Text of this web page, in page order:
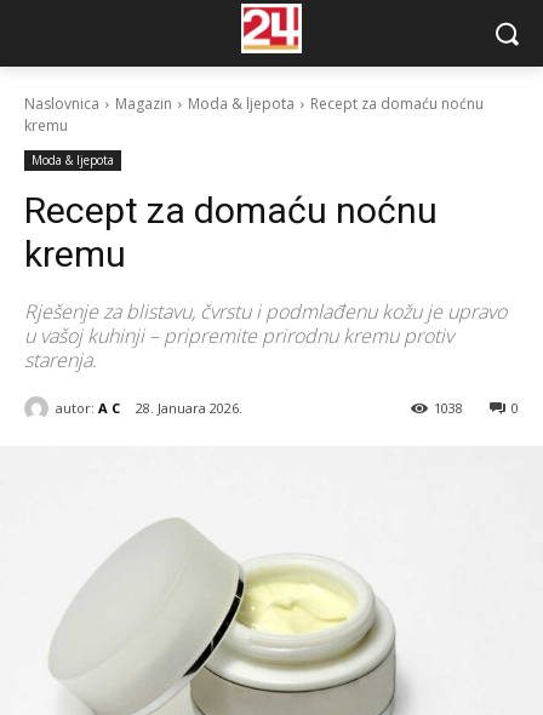
Naslovnica Magazin Moda & ljepota
Recept za domaću noćnu
kremu
Moda & ljepota
Recept za domaću noćnu
kremu
Rješenje za blistavu, čvrstu i podmlađenu kožu je upravo
u vašoj kuhinji – pripremite prirodnu kremu protiv
starenja.
autor: A C 28. Januara 2026. 0
1038